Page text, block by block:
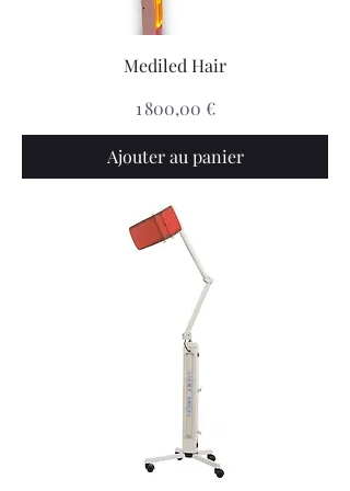
Mediled Hair
Prix
1 800,00 €
Ajouter au panier